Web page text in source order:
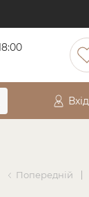
Вхід
Попередній